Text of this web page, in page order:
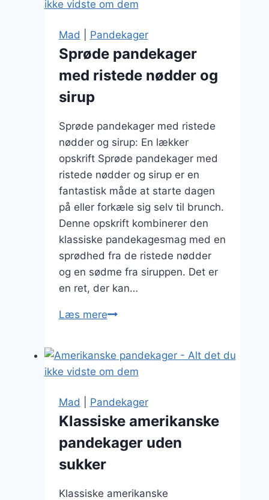
perfekte
pancakes
Mad Pandekager
Sprøde pandekager
med ristede nødder og
sirup
Sprøde pandekager med ristede
nødder og sirup: En lækker
opskrift Sprøde pandekager med
ristede nødder og sirup er en
fantastisk måde at starte dagen
på eller forkæle sig selv til brunch.
Denne opskrift kombinerer den
klassiske pandekagesmag med en
sprødhed fra de ristede nødder
og en sødme fra siruppen. Det er
en ret, der kan…
Læs mereSprøde
ristede
nødder
sirup
Mad Pandekager
Klassiske amerikanske
pandekager uden
sukker
Klassiske amerikanske